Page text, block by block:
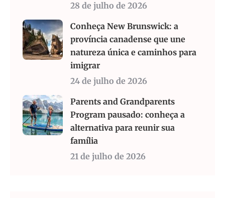
28 de julho de 2026
Conheça New Brunswick: a
província canadense que une
natureza única e caminhos para
imigrar
24 de julho de 2026
Parents and Grandparents
Program pausado: conheça a
alternativa para reunir sua
família
21 de julho de 2026